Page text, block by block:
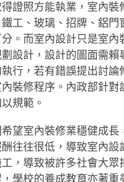
證照方能執業，室內
工、玻璃、招牌、鋁
。而室內設計只是室
設計，設計的圖面需
行，若有錯誤提出討
裝修程序。內政部針
規範。
望室內裝修業穩健成
往往很低，導致室內
，導致被許多社會大
學校的養成教育亦著